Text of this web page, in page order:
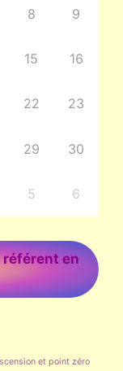
8 9
15 16
22 23
29 30
5 6
en
et point zéro